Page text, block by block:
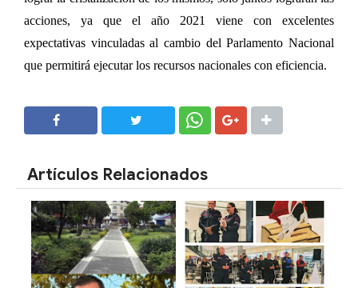
acciones, ya que el año 2021 viene con excelentes
expectativas vinculadas al cambio del Parlamento Nacional
que permitirá ejecutar los recursos nacionales con eficiencia.
Artículos Relacionados